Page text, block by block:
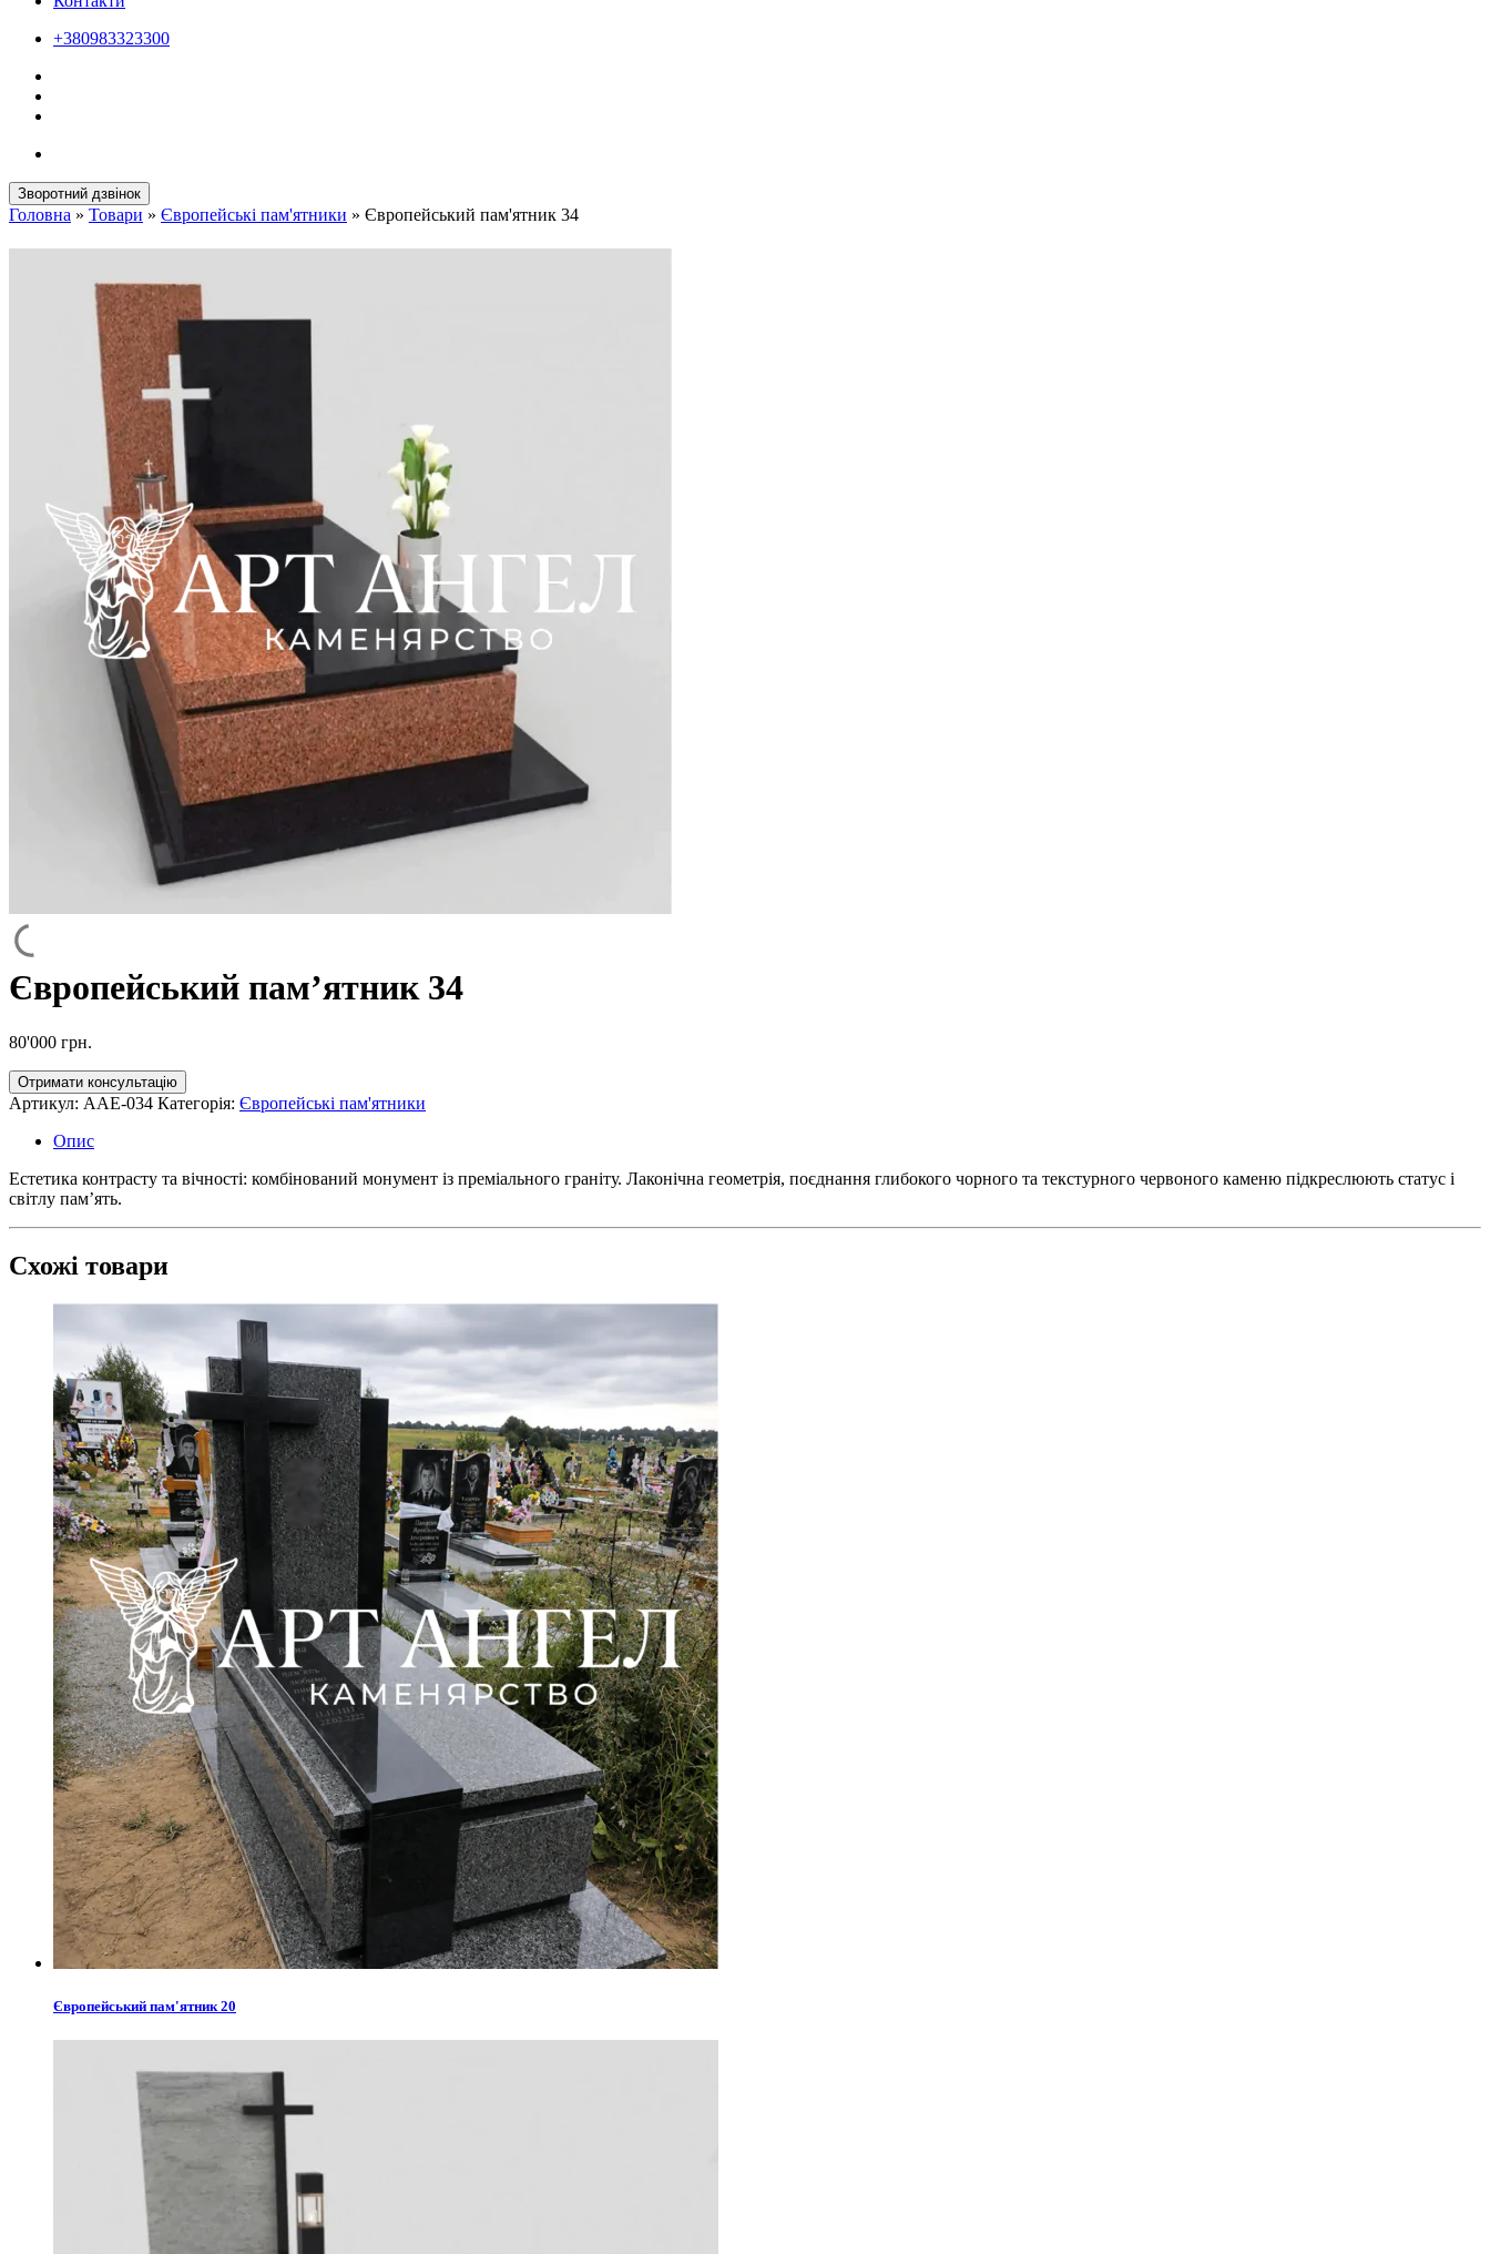
+380983323300
Зворотний дзвінок
Головна » Товари » Європейські пам'ятники » Європейський пам'ятник 34
Європейський пам’ятник 34
80'000 грн.
Отримати консультацію
Артикул: AAE-034 Категорія: Європейські пам'ятники
Опис
Естетика контрасту та вічності: комбінований монумент із преміального граніту. Лаконічна геометрія, поєднання глибокого чорного та текстурного червоного каменю підкреслюють статус і
світлу пам’ять.
Схожі товари
Європейський пам'ятник 20